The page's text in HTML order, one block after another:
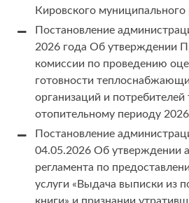
Кировского муниципального
Постановление
2026 года Об утверждении
комиссии по проведению
готовности
организаций и потребителей
отопительному периоду
Постановление
04.05.2026 Об утверждении
регламента по
услуги «Выдача выписки из